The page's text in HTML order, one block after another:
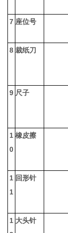
7 座位号
8 裁纸刀
9 尺子
1
0
橡皮擦
1
1
回形针
1 大头针